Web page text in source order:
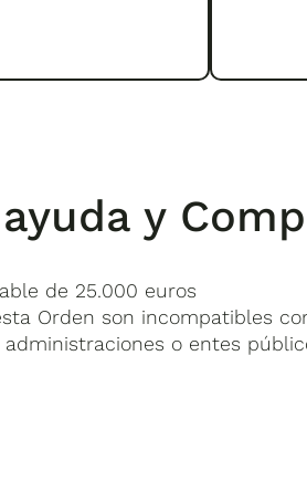
y
de 25.000 euros
Orden son incompatibles
o entes